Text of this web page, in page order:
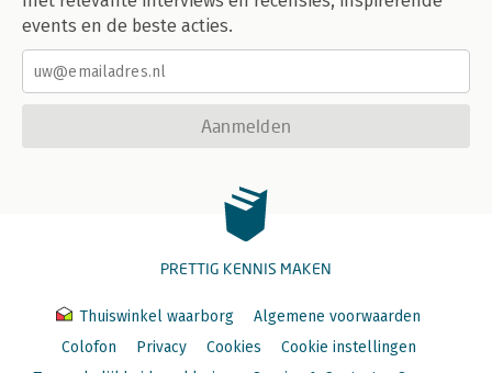
events en de beste acties.
Aanmelden
PRETTIG KENNIS MAKEN
Thuiswinkel waarborg
Algemene voorwaarden
Colofon
Privacy Cookies
Cookie instellingen